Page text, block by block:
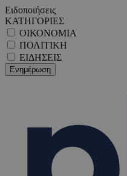
Ειδοποιήσεις
ΚΑΤΗΓΟΡΙΕΣ
ΟΙΚΟΝΟΜΙΑ
ΠΟΛΙΤΙΚΗ
ΕΙΔΗΣΕΙΣ